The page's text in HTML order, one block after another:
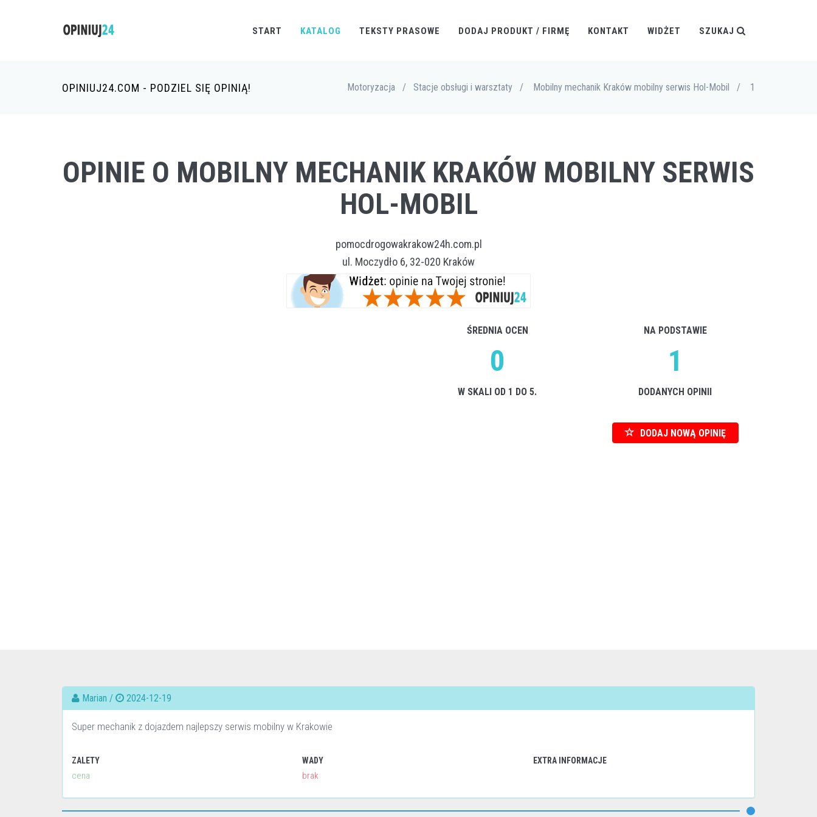
START KATALOG TEKSTY PRASOWE DODAJ PRODUKT / FIRMĘ KONTAKT WIDŻET SZUKAJ
OPINIUJ24.COM - PODZIEL SIĘ OPINIĄ! Motoryzacja / Stacje obsługi i warsztaty / Mobilny mechanik Kraków mobilny serwis Hol-Mobil / 1
OPINIE O MOBILNY MECHANIK KRAKÓW MOBILNY SERWIS
HOL-MOBIL
pomocdrogowakrakow24h.com.pl
ul. Moczydło 6, 32-020 Kraków
ŚREDNIA OCEN
0
W SKALI OD 1 DO 5.
NA PODSTAWIE
1
DODANYCH OPINII
DODAJ NOWĄ OPINIĘ
Marian / 2024-12-19
Super mechanik z dojazdem najlepszy serwis mobilny w Krakowie
ZALETY
cena
WADY
brak
EXTRA INFORMACJE